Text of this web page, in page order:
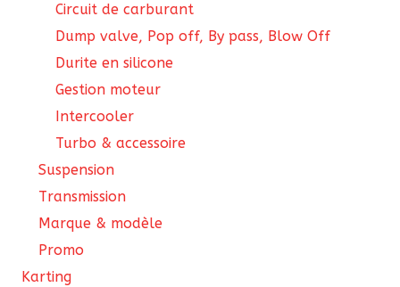
Circuit de carburant
Dump valve, Pop off, By pass, Blow Off
Durite en silicone
Gestion moteur
Intercooler
Turbo & accessoire
Suspension
Transmission
Marque & modèle
Promo
Karting